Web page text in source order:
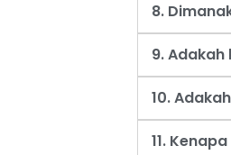
8.
9. Adakah
10.
11.